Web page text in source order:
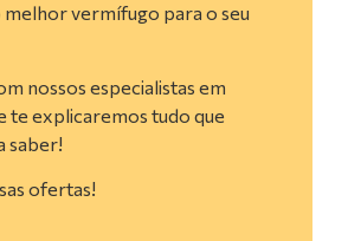
vermífugo para o seu
nossos especialistas em
te explicaremos tudo que
saber!
ofertas!